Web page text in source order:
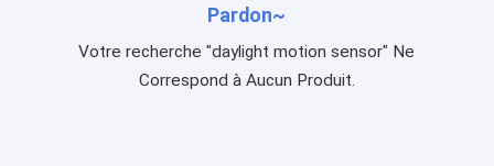
Pardon~
Votre recherche "daylight motion sensor" Ne
Correspond à Aucun Produit.